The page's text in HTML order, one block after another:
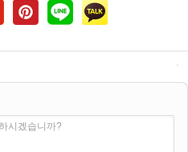
시겠습니까?